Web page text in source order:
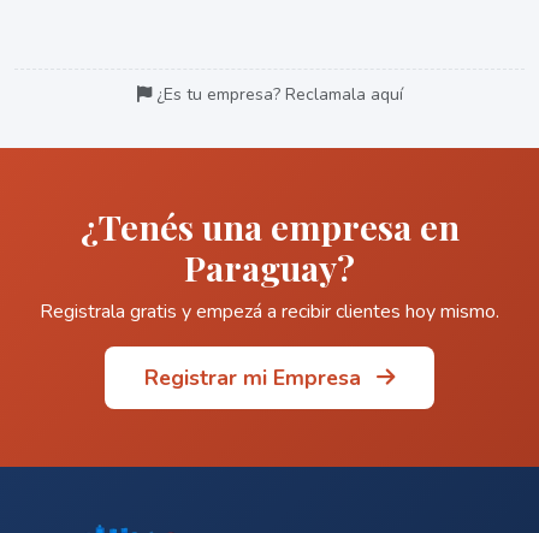
¿Es tu empresa? Reclamala aquí
¿Tenés una empresa en
Paraguay?
Registrala gratis y empezá a recibir clientes hoy mismo.
Registrar mi Empresa